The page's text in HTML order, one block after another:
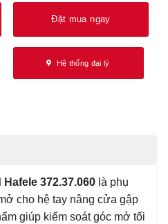
Đặt mua ngay
Hệ thống đại lý
372.37.060 là phụ
cho hệ tay nâng cửa gập
giúp kiểm soát góc mở tối